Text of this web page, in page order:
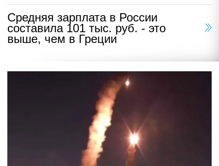
Средняя зарплата в России
составила 101 тыс. руб. - это
выше, чем в Греции